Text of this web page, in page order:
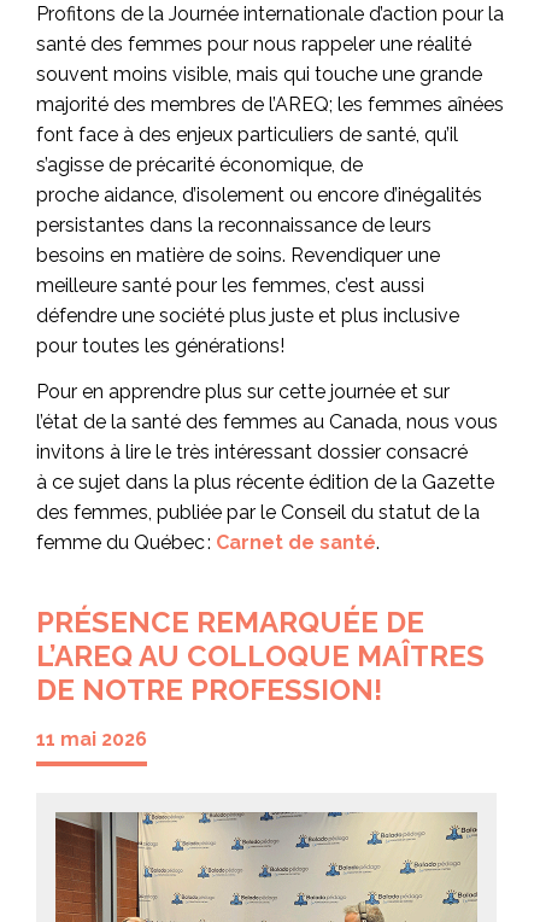
Profitons de la Journée internationale d’action pour la
santé des femmes pour nous rappeler une réalité
souvent moins visible, mais qui touche une grande
majorité des membres de l’AREQ; les femmes aînées
font face à des enjeux particuliers de santé, qu’il
s’agisse de précarité économique, de
proche aidance, d’isolement ou encore d’inégalités
persistantes dans la reconnaissance de leurs
besoins en matière de soins. Revendiquer une
meilleure santé pour les femmes, c’est aussi
défendre une société plus juste et plus inclusive
pour toutes les générations!
Pour en apprendre plus sur cette journée et sur
l’état de la santé des femmes au Canada, nous vous
invitons à lire le très intéressant dossier consacré
à ce sujet dans la plus récente édition de la Gazette
des femmes, publiée par le Conseil du statut de la
femme du Québec : Carnet de santé.
PRÉSENCE REMARQUÉE DE
L’AREQ AU COLLOQUE MAÎTRES
DE NOTRE PROFESSION!
11 mai 2026